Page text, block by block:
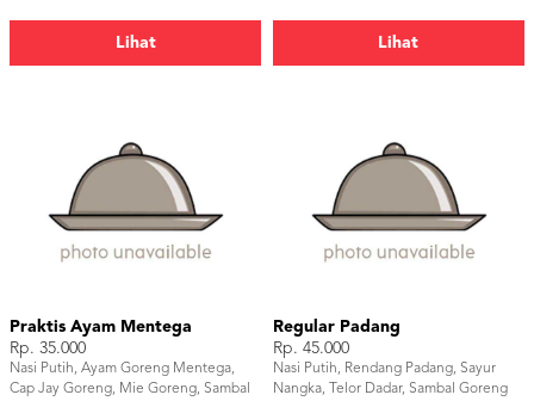
Lihat Lihat
Praktis Ayam Mentega
Rp. 35.000
Nasi Putih, Ayam Goreng Mentega,
Cap Jay Goreng, Mie Goreng, Sambal
Regular Padang
Rp. 45.000
Nasi Putih, Rendang Padang, Sayur
Nangka, Telor Dadar, Sambal Goreng